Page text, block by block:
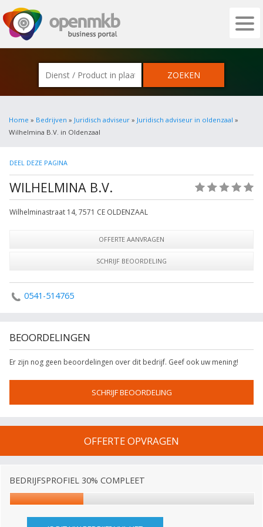
OPENMKB - DE ZAKELIJKE PORTAL
Home » Bedrijven » Juridisch adviseur » Juridisch adviseur in oldenzaal »
Wilhelmina B.V. in Oldenzaal
DEEL DEZE PAGINA
WILHELMINA B.V.
Wilhelminastraat 14, 7571 CE OLDENZAAL
OFFERTE AANVRAGEN
SCHRIJF BEOORDELING
0541-514765
BEOORDELINGEN
Er zijn nog geen beoordelingen over dit bedrijf. Geef ook uw mening!
SCHRIJF BEOORDELING
OFFERTE OPVRAGEN
BEDRIJFSPROFIEL 30% COMPLEET